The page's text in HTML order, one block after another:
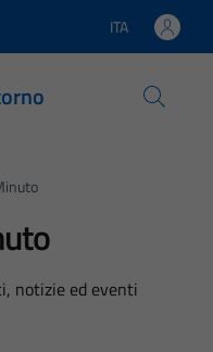
Lingua attiva:
ITA
notizie ed eventi